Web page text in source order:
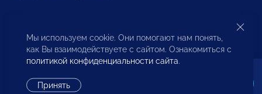
Бюро по защите прав предпринимателей и
инвесторов
Мы используем cookie. Они помогают нам понять,
как Вы взаимодействуете с сайтом. Ознакомиться с
политикой конфиденциальности сайта.
Принять